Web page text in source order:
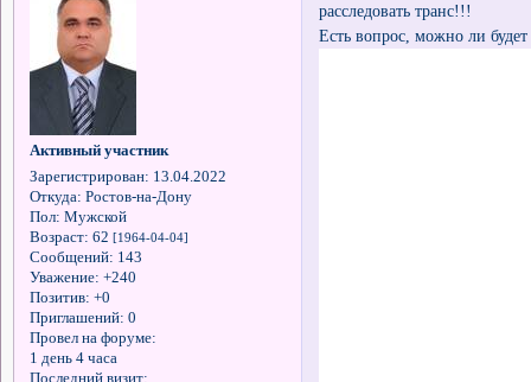
Активный участник
Зарегистрирован: 13.04.2022
Откуда: Ростов-на-Дону
Пол: Мужской
Возраст: 62 [1964-04-04]
Сообщений: 143
Уважение: +240
Позитив: +0
Приглашений: 0
Провел на форуме:
1 день 4 часа
Последний визит:
расследовать транс!!!
Есть вопрос, можно ли